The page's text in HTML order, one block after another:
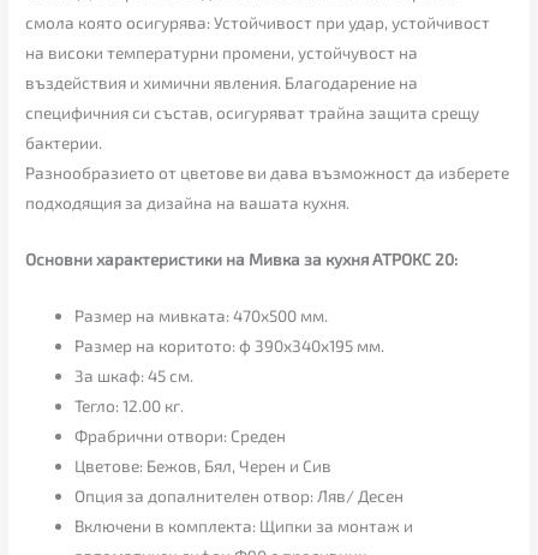
смола която осигурява: Устойчивост при удар, устойчивост
на високи температурни промени, устойчувост на
въздействия и химични явления. Благодарение на
специфичния си състав, осигуряват трайна защита срещу
бактерии.
Разнообразието от цветове ви дава възможност да изберете
подходящия за дизайна на вашата кухня.
Основни характеристики на Мивка за кухня АТРОКС 20:
Размер на мивката: 470х500 мм.
Размер на коритото: ф 390х340х195 мм.
За шкаф: 45 см.
Тегло: 12.00 кг.
Фрабрични отвори: Среден
Цветове: Бежов, Бял, Черен и Сив
Опция за допалнителен отвор: Ляв/ Десен
Включени в комплекта: Щипки за монтаж и